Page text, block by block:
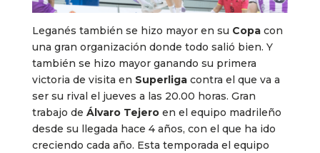
Leganés también se hizo mayor en su Copacon
una gran organización donde todo salió bien. Y
también se hizo mayor ganando su primera
victoria de visita en Superligacontra el que va a
ser su rival el jueves a las 20.00 horas. Gran
trabajo de Álvaro Tejeroen el equipo madrileño
desde su llegada hace 4 años, con el que ha ido
creciendo cada año. Esta temporada el equipo